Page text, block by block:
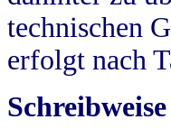
technischen
erfolgt nach